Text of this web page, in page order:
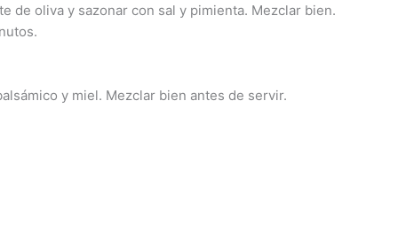
de oliva y sazonar con sal y pimienta. Mezclar bien.
y miel. Mezclar bien antes de servir.